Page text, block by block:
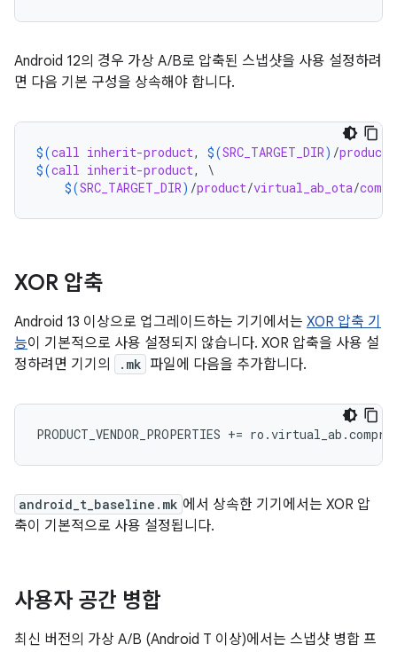
Android 12의 경우 가상 A/B로 압축된 스냅샷을 사용 설정하려
면 다음 기본 구성을 상속해야 합니다.
$(call inherit-product, $(SRC_TARGET_DIR) /product
$(call inherit-product, \
$(SRC_TARGET_DIR) /product/virtual_ab_ota/
XOR 압축
Android 13 이상으로 업그레이드하는 기기에서는 XOR 압축 기
능이 기본적으로 사용 설정되지 않습니다. XOR 압축을 사용 설
정하려면 기기의
.mk 파일에 다음을 추가합니다.
PRODUCT_VENDOR_PROPERTIES += ro .virtual_ab .
android_t_baseline.mk 에서 상속한 기기에서는 XOR 압
축이 기본적으로 사용 설정됩니다.
사용자 공간 병합
최신 버전의 가상 A/B (Android T 이상)에서는 스냅샷 병합 프